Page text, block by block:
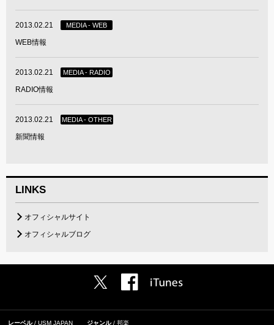
2013.02.21 MEDIA - WEB
WEB情報
2013.02.21 MEDIA - RADIO
RADIO情報
2013.02.21 MEDIA - OTHER
新聞情報
LINKS
オフィシャルサイト
オフィシャルブログ
レーベル USM JAPAN ジャンル 邦楽